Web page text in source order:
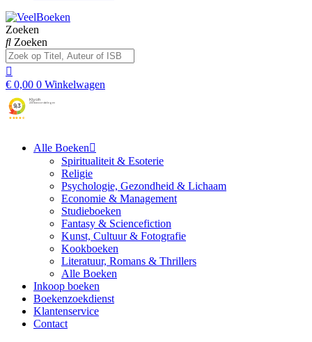
Zoeken
Zoeken
€ 0,00 0 Winkelwagen
Alle Boeken
Spiritualiteit & Esoterie
Religie
Psychologie, Gezondheid & Lichaam
Economie & Management
Studieboeken
Fantasy & Sciencefiction
Kunst, Cultuur & Fotografie
Kookboeken
Literatuur, Romans & Thrillers
Alle Boeken
Inkoop boeken
Boekenzoekdienst
Klantenservice
Contact